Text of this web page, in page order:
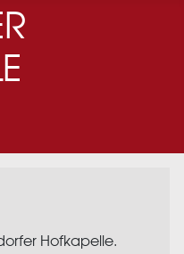
Hofkapelle.